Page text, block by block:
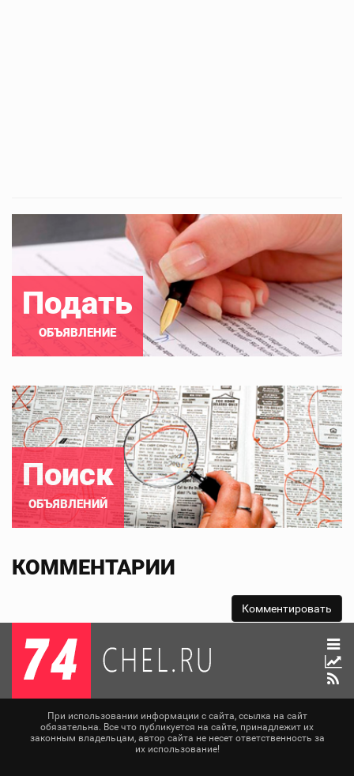
Подать
ОБЪЯВЛЕНИЕ
Поиск
ОБЪЯВЛЕНИЙ
КОММЕНТАРИИ
При использовании информации с сайта, ссылка на сайт
обязательна. Все что публикуется на сайте, принадлежит их
законным владельцам, автор сайта не несет ответственность за
их использование!